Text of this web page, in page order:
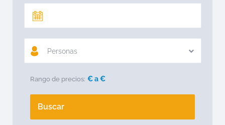
Personas
Rango de precios: € a€
Buscar